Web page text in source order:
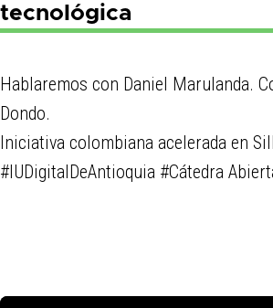
tecnológica
Hablaremos con Daniel Marulanda.
Dondo.
Iniciativa colombiana acelerada en
#IUDigitalDeAntioquia #Cátedra